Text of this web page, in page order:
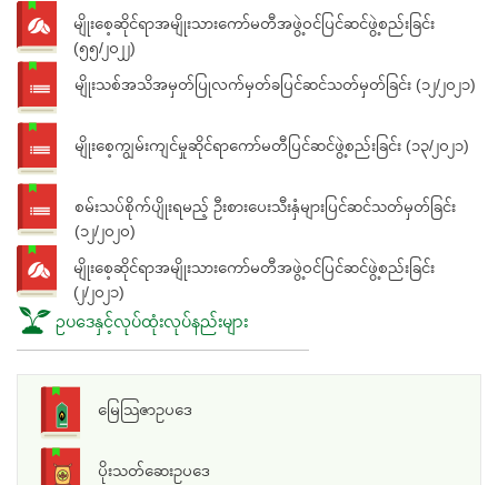
မျိုးစေ့ဆိုင်ရာအမျိုးသားကော်မတီအဖွဲ့ဝင်ပြင်ဆင်ဖွဲ့စည်းခြင်း
(၅၅/၂၀၂၂)
မျိုးသစ်အသိအမှတ်ပြုလက်မှတ်ခပြင်ဆင်သတ်မှတ်ခြင်း (၁၂/၂၀၂၁)
မျိုးစေ့ကျွမ်းကျင်မှုဆိုင်ရာကော်မတီပြင်ဆင်ဖွဲ့စည်းခြင်း (၁၃/၂၀၂၁)
စမ်းသပ်စိုက်ပျိုးရမည့် ဦးစားပေးသီးနှံများပြင်ဆင်သတ်မှတ်ခြင်း
(၁၂/၂၀၂၀)
မျိုးစေ့ဆိုင်ရာအမျိုးသားကော်မတီအဖွဲ့ဝင်ပြင်ဆင်ဖွဲ့စည်းခြင်း
(၂/၂၀၂၁)
ဥပဒေနှင့်လုပ်ထုံးလုပ်နည်းများ
မြေသြဇာဥပဒေ
ပိုးသတ်ဆေးဥပဒေ